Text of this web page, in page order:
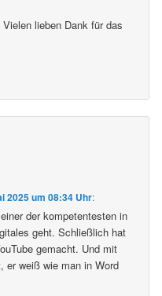
lieben Dank für das
2025 um 08:34 Uhr:
der kompetentesten in
geht. Schließlich hat
gemacht. Und mit
er weiß wie man in Word